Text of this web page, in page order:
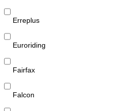
Erreplus
Euroriding
Fairfax
Falcon